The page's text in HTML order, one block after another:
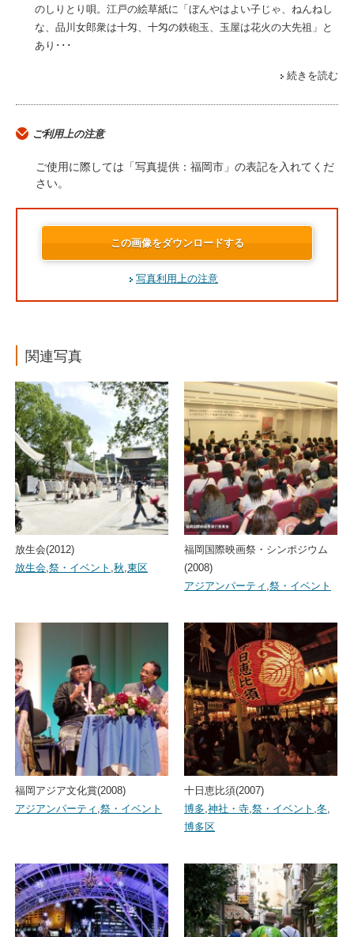
のしりとり唄。江戸の絵草紙に「ぼんやはよい子じゃ、ねんねし
な、品川女郎衆は十匁、十匁の鉄砲玉、玉屋は花火の大先祖」と
あり･･･
続きを読む
ご利用上の注意
ご使用に際しては「写真提供：福岡市」の表記を入れてくだ
さい。
この画像をダウンロードする
写真利用上の注意
関連写真
放生会(2012)
放生会,祭・イベント ,秋,東区
福岡国際映画祭・シンポジウム
(2008)
アジアンパーティ ,祭・イベント
福岡アジア文化賞(2008)
アジアンパーティ ,祭・イベント
十日恵比須(2007)
博多,神社・寺,祭・イベント ,冬,
博多区